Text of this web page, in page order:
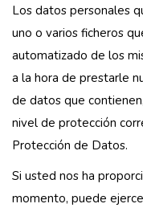
Los datos personales
uno o varios ficheros
automatizado de los
a la hora de prestarle
de datos que
nivel de protección
Protección de Datos.
Si usted nos ha
momento, puede